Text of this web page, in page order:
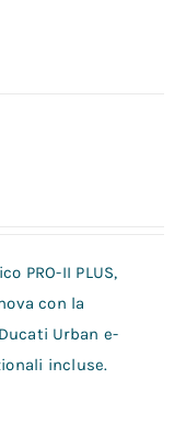
PRO-II PLUS,
con la
Urban e-
incluse.